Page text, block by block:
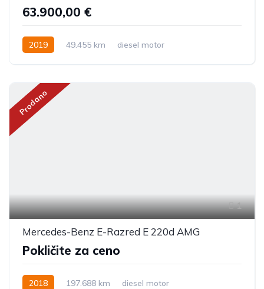
63.900,00 €
2019 49.455 km diesel motor
Prodano
1
Mercedes-Benz E-Razred E 220d AMG
Pokličite za ceno
2018 197.688 km diesel motor